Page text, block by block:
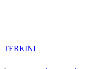
TERKINI